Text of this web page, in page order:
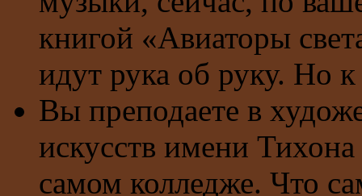
книгой «Авиаторы
идут рука об руку. Но
Вы преподаете в
искусств имени
самом колледже. Что